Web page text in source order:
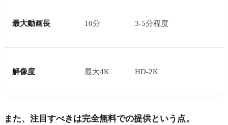
最大動画長 10分 3-5分程度
解像度 最大4K HD-2K
また、注目すべきは完全無料での提供という点。